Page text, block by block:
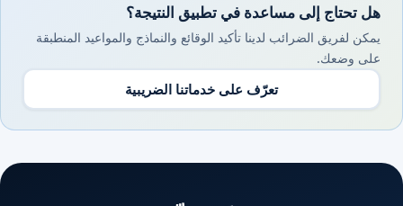
هل تحتاج إلى مساعدة في تطبيق النتيجة؟
يمكن لفريق الضرائب لدينا تأكيد الوقائع والنماذج والمواعيد المنطبقة
على وضعك.
تعرّف على خدماتنا الضريبية